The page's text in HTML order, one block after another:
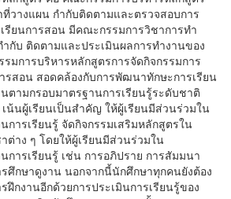
วางแผน กำกับติดตามและตรวจสอบการ
รียนการสอน มีคณะกรรมการวิชาการทำ
กับ ติดตามและประเมินผลการทำงานของ
มการบริหารหลักสูตรการจัดกิจกรรมการ
รสอน สอดคล้องกับการพัฒนาทักษะการเรียน
ตามกรอบมาตรฐานการเรียนรู้ระดับชาติ
เน้นผู้เรียนเป็นสำคัญ ให้ผู้เรียนมีส่วนร่วมใน
การเรียนรู้ จัดกิจกรรมเสริมหลักสูตรใน
ต่าง ๆ โดยให้ผู้เรียนมีส่วนร่วมใน
การเรียนรู้ เช่น การอภิปราย การสัมมนา
ศึกษาดูงาน นอกจากนี้นักศึกษาทุกคนยังต้อง
ฝึกงานอีกด้วยการประเมินการเรียนรู้ของ